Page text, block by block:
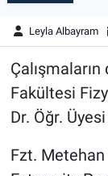
Leyla Albayram
Çalışmaların
Fakültesi
Dr. Öğr.
Fzt. Metehan